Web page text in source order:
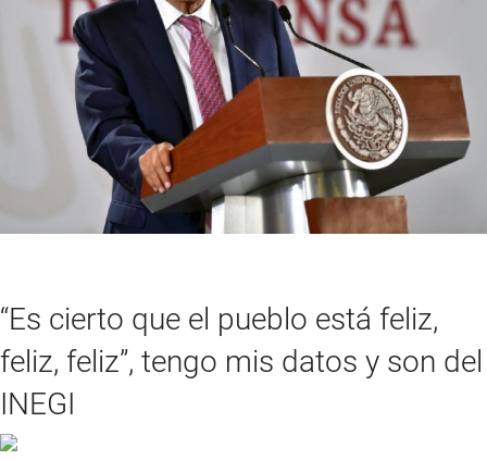
“Es cierto que el pueblo está feliz,
feliz, feliz”, tengo mis datos y son del
INEGI